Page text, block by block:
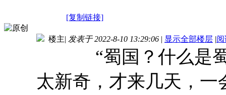
[复制链接]
楼主| 发表于 2022-8-10 13:29:06 | 显示全部楼层 |
“蜀国？什么是蜀
太新奇，才来几天，